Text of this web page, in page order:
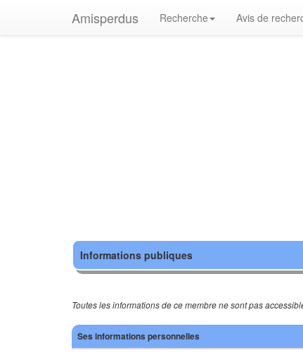
Amisperdus Recherche Avis de
Informations publiques
Toutes les informations de ce membre ne sont pas
Ses informations personnelles